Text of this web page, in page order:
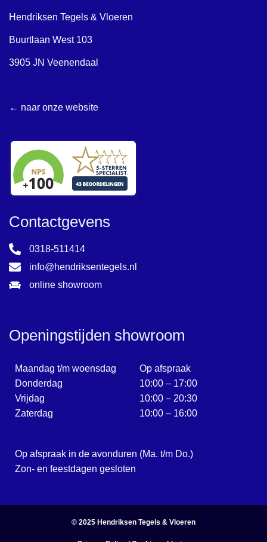
Hendriksen Tegels & Vloeren
Buurtlaan West 103
3905 JN Veenendaal
← naar onze website
Contactgevens
0318-511414
info@hendriksentegels.nl
online showroom
Openingstijden showroom
Maandag t/m woensdag
Donderdag
Vrijdag
Zaterdag
Op afspraak
10:00 – 17:00
10:00 – 20:30
10:00 – 16:00
Op afspraak in de avonduren (Ma. t/m Do.)
Zon- en feestdagen gesloten
© 2025 Hendriksen Tegels & Vloeren